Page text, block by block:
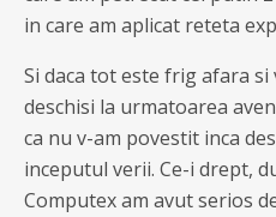
in care am aplicat reteta
Si daca tot este frig afara si
deschisi la urmatoarea
ca nu v-am povestit inca
inceputul verii. Ce-i drept,
Computex am avut serios